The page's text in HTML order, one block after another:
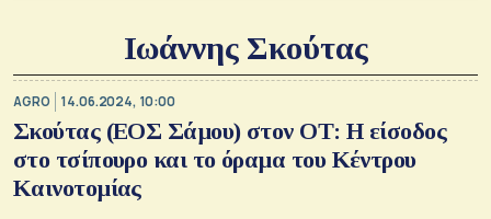
Ιωάννης Σκούτας
AGRO 14.06.2024, 10:00
Σκούτας (ΕΟΣ Σάμου) στον ΟΤ: Η είσοδος
στο τσίπουρο και το όραμα του Κέντρου
Καινοτομίας